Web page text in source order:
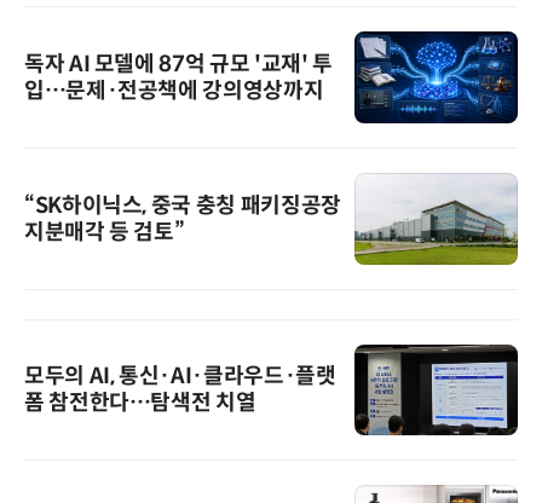
독자 AI 모델에 87억 규모 '교재' 투
입…문제·전공책에 강의영상까지
“SK하이닉스, 중국 충칭 패키징공장
지분매각 등 검토”
모두의 AI, 통신·AI·클라우드·플랫
폼 참전한다…탐색전 치열